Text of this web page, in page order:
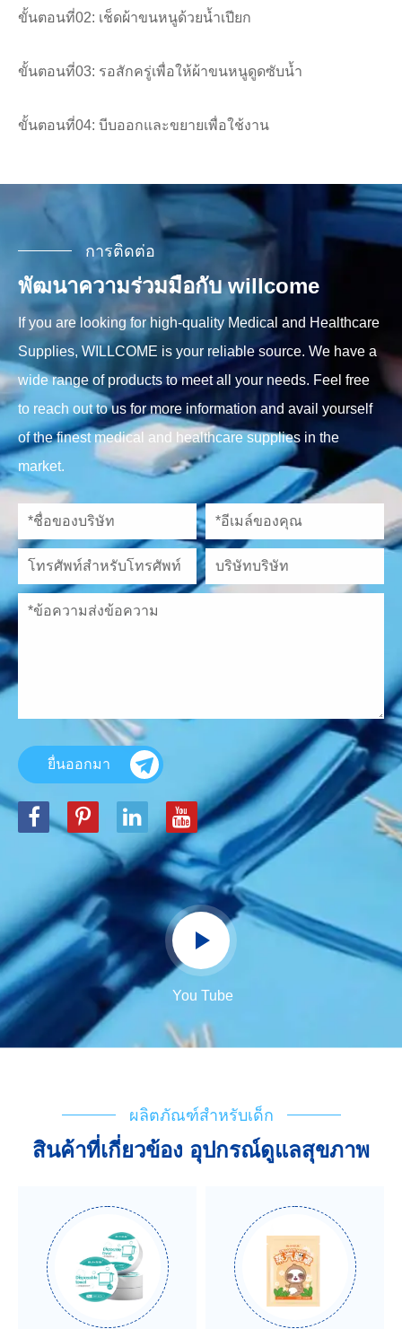
ขั้นตอนที่02: เช็ดผ้าขนหนูด้วยน้ำเปียก
ขั้นตอนที่03: รอสักครู่เพื่อให้ผ้าขนหนูดูดซับน้ำ
ขั้นตอนที่04: บีบออกและขยายเพื่อใช้งาน
การติดต่อ
พัฒนาความร่วมมือกับ willcome
If you are looking for high-quality Medical and Healthcare
Supplies, WILLCOME is your reliable source. We have a
wide range of products to meet all your needs. Feel free
to reach out to us for more information and avail yourself
of the finest medical and healthcare supplies in the
market.
ยื่นออกมา
You Tube
ผลิตภัณฑ์สำหรับเด็ก
สินค้าที่เกี่ยวข้อง อุปกรณ์ดูแลสุขภาพ